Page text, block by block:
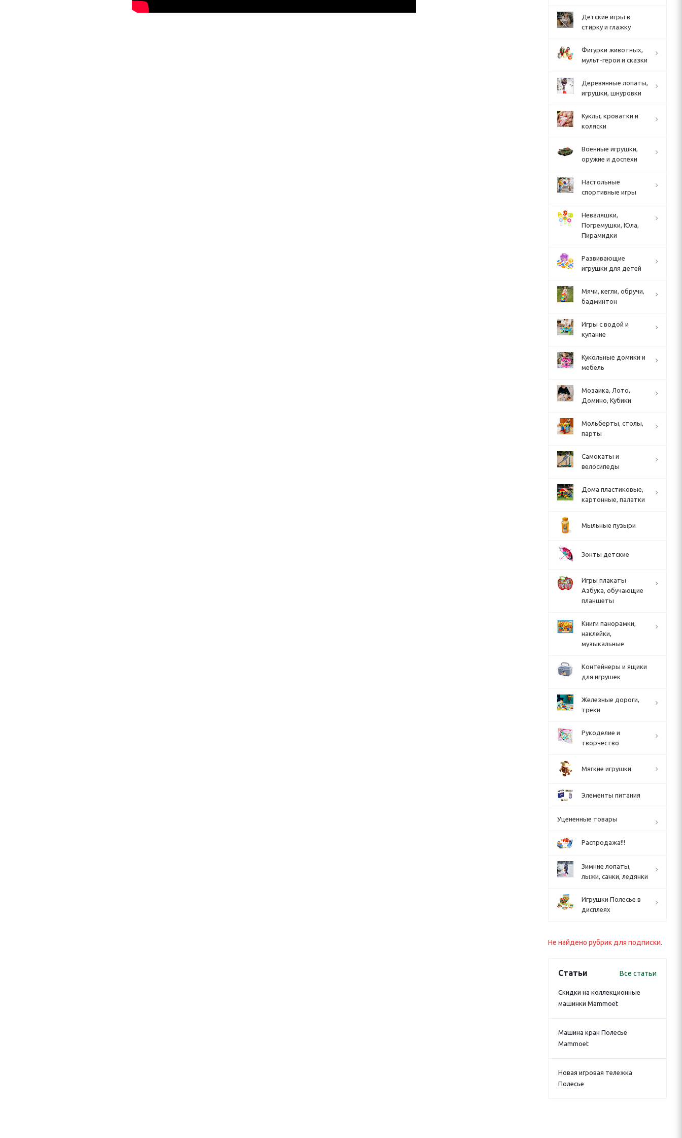
Детские игры в
стирку и глажку
Фигурки животных,
мульт-герои и сказки
Деревянные лопаты,
игрушки, шнуровки
Куклы, кроватки и
коляски
Военные игрушки,
оружие и доспехи
Настольные
спортивные игры
Неваляшки,
Погремушки, Юла,
Пирамидки
Развивающие
игрушки для детей
Мячи, кегли, обручи,
бадминтон
Игры с водой и
купание
Кукольные домики и
мебель
Мозаика, Лото,
Домино, Кубики
Мольберты, столы,
парты
Cамокаты и
велосипеды
Дома пластиковые,
картонные, палатки
Мыльные пузыри
Зонты детские
Игры плакаты
Азбука, обучающие
планшеты
Книги панорамки,
наклейки,
музыкальные
Контейнеры и ящики
для игрушек
Железные дороги,
треки
Рукоделие и
творчество
Мягкие игрушки
Элементы питания
Уцененные товары
Распродажа!!!
Зимние лопаты,
лыжи, санки, ледянки
Игрушки Полесье в
дисплеях
Не найдено рубрик для подписки.
Статьи Все статьи
Скидки на коллекционные
машинки Mammoet
Машина кран Полесье
Mammoet
Новая игровая тележка
Полесье